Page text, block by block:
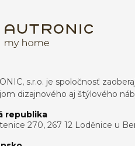
s.r.o. je spoločnosť
dizajnového aj štýlového
republika
270, 267 12 Loděnice u